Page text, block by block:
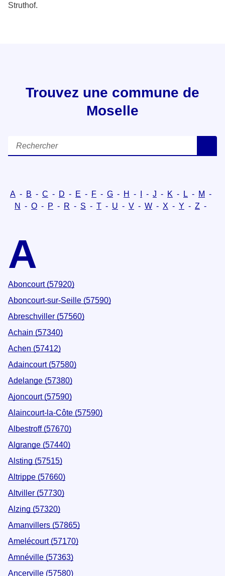
Struthof.
Trouvez une commune de
Moselle
Rechercher
A - B - C - D - E - F - G - H - - J - K - L - M -
N
- O - P - R - S - T - U - V - W - X - Y - Z -
A
Aboncourt (57920)
Aboncourt-sur-Seille (57590)
Abreschviller (57560)
Achain (57340)
Achen (57412)
Adaincourt (57580)
Adelange (57380)
Ajoncourt (57590)
Alaincourt-la-Côte (57590)
Albestroff (57670)
Algrange (57440)
Alsting (57515)
Altrippe (57660)
Altviller (57730)
Alzing (57320)
Amanvillers (57865)
Amelécourt (57170)
Amnéville (57363)
Ancerville (57580)